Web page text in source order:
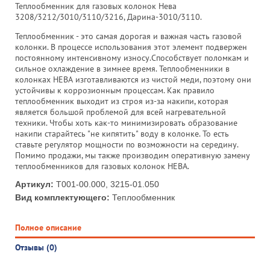
Теплообменник для газовых колонок Нева
3208/3212/3010/3110/3216, Дарина-3010/3110.
Теплообменник - это самая дорогая и важная часть газовой
колонки. В процессе использования этот элемент подвержен
постоянному интенсивному износу.Способствует поломкам и
сильное охлаждение в зимнее время. Теплообменники в
колонках НЕВА изготавливаются из чистой меди, поэтому они
устойчивы к коррозионным процессам. Как правило
теплообменник выходит из строя из-за накипи, которая
является большой проблемой для всей нагревательной
техники. Чтобы хоть как-то минимизировать образование
накипи старайтесь "не кипятить" воду в колонке. То есть
ставьте регулятор мощности по возможности на середину.
Помимо продажи, мы также производим оперативную замену
теплообменников для газовых колонок НЕВА.
Артикул: Т001-00.000, 3215-01.050
Вид комплектующего: Теплообменник
Полное описание
Отзывы (0)